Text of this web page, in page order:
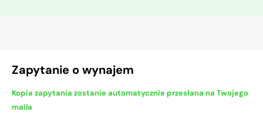
Zapytanie o wynajem
Kopia zapytania zostanie automatycznie przesłana na Twojego
maila